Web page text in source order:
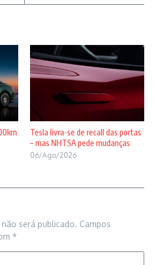
Tesla livra-se de recall das portas
– mas NHTSA pede mudanças
06/Ago/2026
será publicado. Campos
*